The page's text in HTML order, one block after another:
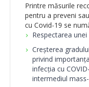
Printre măsurile
pentru a preveni
cu Covid-19 se
Respectarea
Creșterea
privind
infecția cu
intermediul